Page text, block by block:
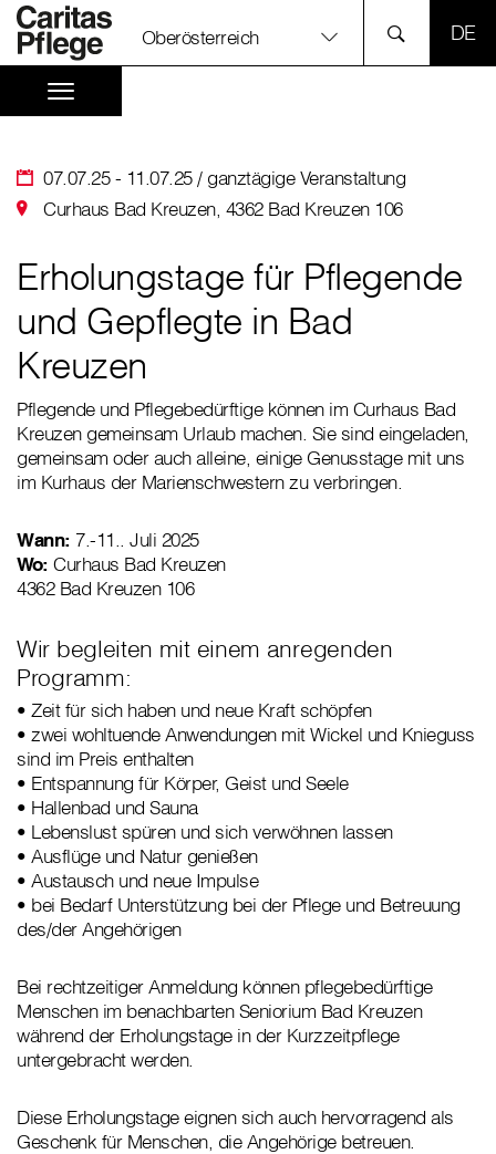
Oberösterreich
07.07.25 - 11.07.25 / ganztägige Veranstaltung
Curhaus Bad Kreuzen, 4362 Bad Kreuzen 106
Erholungstage für Pflegende
und Gepflegte in Bad
Kreuzen
Pflegende und Pflegebedürftige können im Curhaus Bad
Kreuzen gemeinsam Urlaub machen. Sie sind eingeladen,
gemeinsam oder auch alleine, einige Genusstage mit uns
im Kurhaus der Marienschwestern zu verbringen.
Wann: 7.-11.. Juli 2025
Wo: Curhaus Bad Kreuzen
4362 Bad Kreuzen 106
Wir begleiten mit einem anregenden
Programm:
• Zeit für sich haben und neue Kraft schöpfen
• zwei wohltuende Anwendungen mit Wickel und Knieguss
sind im Preis enthalten
• Entspannung für Körper, Geist und Seele
• Hallenbad und Sauna
• Lebenslust spüren und sich verwöhnen lassen
• Ausflüge und Natur genießen
• Austausch und neue Impulse
• bei Bedarf Unterstützung bei der Pflege und Betreuung
des/der Angehörigen
Bei rechtzeitiger Anmeldung können pflegebedürftige
Menschen im benachbarten Seniorium Bad Kreuzen
während der Erholungstage in der Kurzzeitpflege
untergebracht werden.
Diese Erholungstage eignen sich auch hervorragend als
Geschenk für Menschen, die Angehörige betreuen.